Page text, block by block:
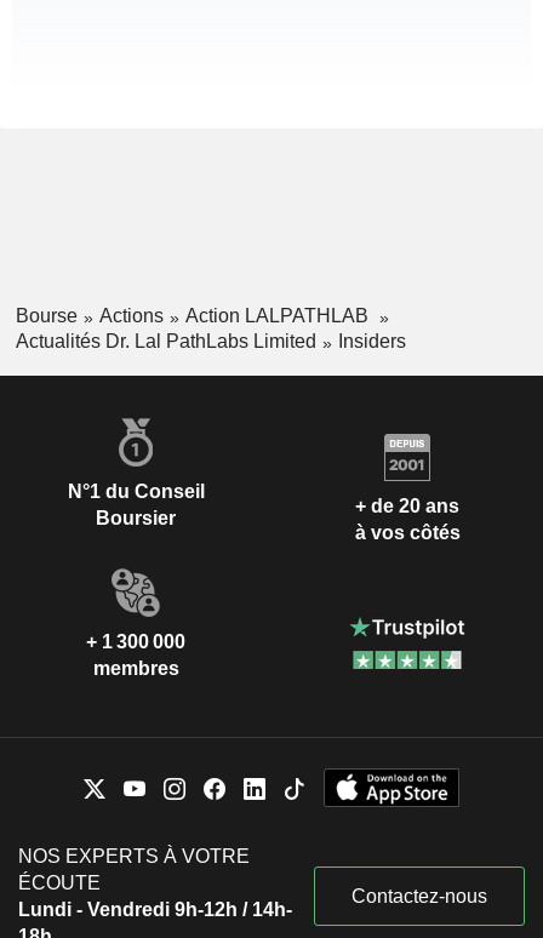
Bourse Actions
Action LALPATHLAB
Actualités Dr. Lal PathLabs Limited
Insiders
N°1 du Conseil
Boursier
+ de 20 ans
à vos côtés
+ 1 300 000
membres
NOS EXPERTS À VOTRE
ÉCOUTE
Lundi - Vendredi 9h-12h / 14h-
Contactez-nous